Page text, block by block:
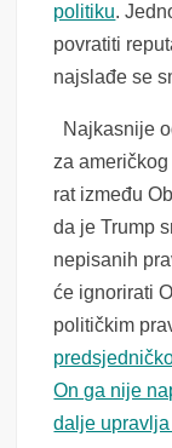
politiku.
povratiti
najslađe se
Najkasnije
za
rat između
da je Trump
nepisanih
će ignorirati
političkim
On ga nije
dalje